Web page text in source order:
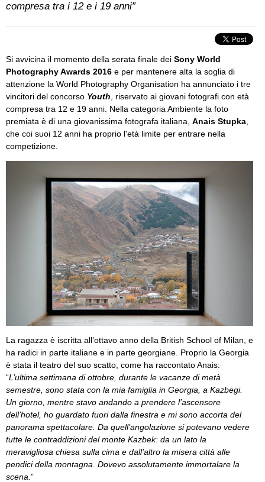
compresa tra i 12 e i 19 anni”
Si avvicina il momento della serata finale dei Sony World
Photography Awards 2016 e per mantenere alta la soglia di
attenzione la World Photography Organisation ha annunciato i tre
vincitori del concorso Youth , riservato ai giovani fotografi con età
compresa tra 12 e 19 anni. Nella categoria Ambiente la foto
premiata è di una giovanissima fotografa italiana, Anais Stupka
che coi suoi 12 anni ha proprio l'età limite per entrare nella
competizione.
La ragazza è iscritta all’ottavo anno della British School of Milan, e
ha radici in parte italiane e in parte georgiane. Proprio la Georgia
è stata il teatro del suo scatto, come ha raccontato Anais:
“L’ultima settimana di ottobre, durante le vacanze di metà
semestre, sono stata con la mia famiglia in Georgia, a Kazbegi.
Un giorno, mentre stavo andando a prendere l’ascensore
dell’hotel, ho guardato fuori dalla finestra e mi sono accorta del
panorama spettacolare. Da quell’angolazione si potevano vedere
tutte le contraddizioni del monte Kazbek: da un lato la
meravigliosa chiesa sulla cima e dall’altro la misera città alle
pendici della montagna. Dovevo assolutamente immortalare la
scena. ”